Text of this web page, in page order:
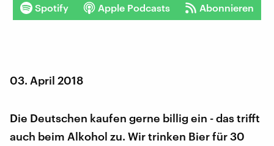
Spotify Apple Podcasts Abonnieren
03. April 2018
Die Deutschen kaufen gerne billig ein - das trifft
auch beim Alkohol zu. Wir trinken Bier für 30